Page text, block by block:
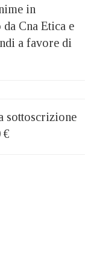
in
Cna Etica e
a favore di
sottoscrizione
€